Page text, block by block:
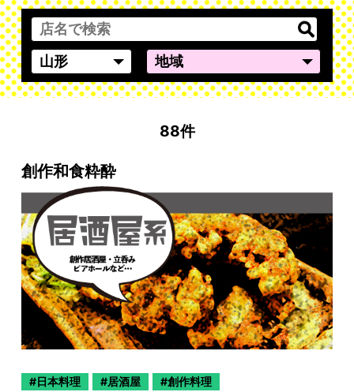
88件
創作和食粋酔
日本料理 居酒屋 創作料理